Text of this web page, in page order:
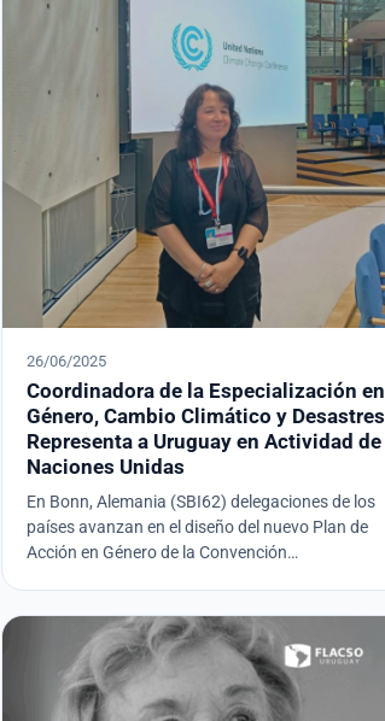
26/06/2025
Coordinadora de la Especialización en
Género, Cambio Climático y Desastres
Representa a Uruguay en Actividad de
Naciones Unidas
En Bonn, Alemania (SBI62) delegaciones de los
países avanzan en el diseño del nuevo Plan de
Acción en Género de la Convención…